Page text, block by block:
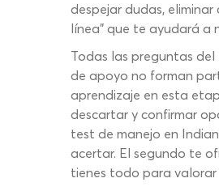
despejar dudas,
línea” que te ayudará a
Todas las preguntas
de apoyo no forman
aprendizaje en esta
descartar y confirmar
test de manejo en
acertar. El segundo te
tienes todo para valorar